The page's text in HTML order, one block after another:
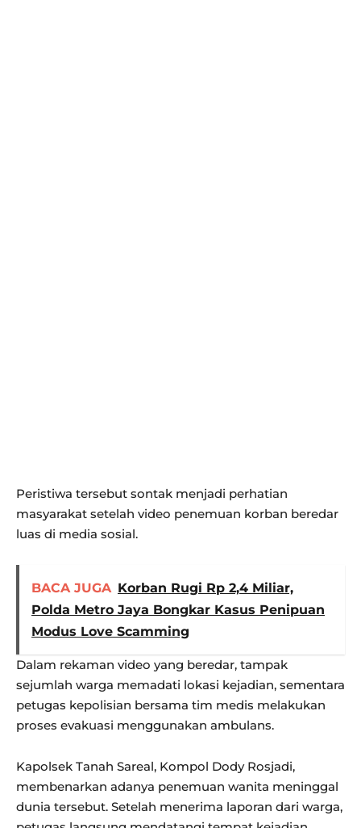
Peristiwa tersebut sontak menjadi perhatian
masyarakat setelah video penemuan korban beredar
luas di media sosial.
BACA JUGA Korban Rugi Rp 2,4 Miliar,
Polda Metro Jaya Bongkar Kasus Penipuan
Modus Love Scamming
Dalam rekaman video yang beredar, tampak
sejumlah warga memadati lokasi kejadian, sementara
petugas kepolisian bersama tim medis melakukan
proses evakuasi menggunakan ambulans.
Kapolsek Tanah Sareal, Kompol Dody Rosjadi,
membenarkan adanya penemuan wanita meninggal
dunia tersebut. Setelah menerima laporan dari warga,